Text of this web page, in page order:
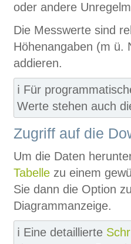
oder andere
Die Messwerte sind
Höhenangaben (m ü.
addieren.
ℹ️ Für
Werte stehen auch
Zugriff auf die
Um die Daten
Tabelle zu einem
Sie dann die Option
Diagrammanzeige.
ℹ️ Eine detaillierte